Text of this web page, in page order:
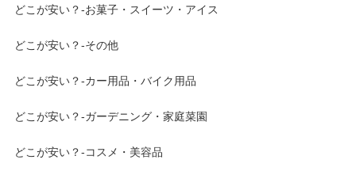
どこが安い？-お菓子・スイーツ・アイス
どこが安い？-その他
どこが安い？-カー用品・バイク用品
どこが安い？-ガーデニング・家庭菜園
どこが安い？-コスメ・美容品